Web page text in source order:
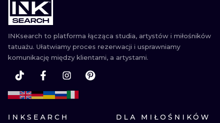
INKsearch to platforma łącząca studia, artystów i miłośników
tatuażu. Ułatwiamy proces rezerwacji i usprawniamy
komunikację między klientami, a artystami.
INKSEARCH
DLA MIŁOŚNIKÓW